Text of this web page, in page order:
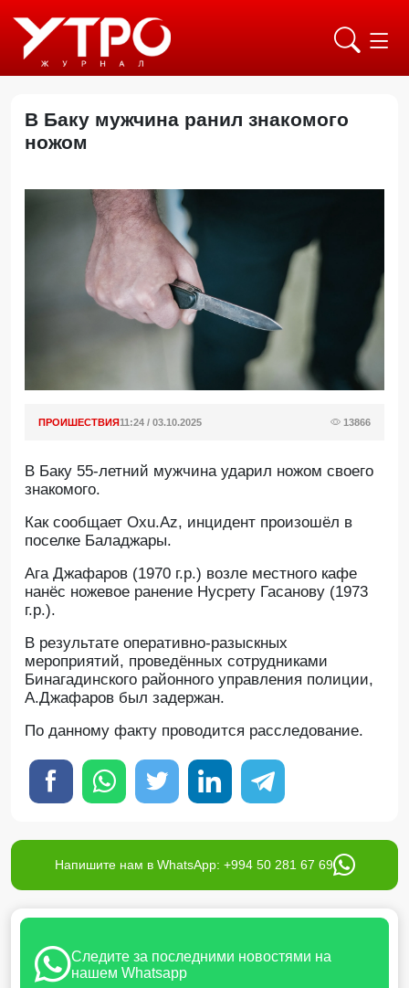
В Баку мужчина ранил знакомого
ножом
ПРОИШЕСТВИЯ11:24 / 03.10.2025 13866
В Баку 55-летний мужчина ударил ножом своего
знакомого.
Как сообщает Oxu.Az, инцидент произошёл в
поселке Баладжары.
Ага Джафаров (1970 г.р.) возле местного кафе
нанёс ножевое ранение Нусрету Гасанову (1973
г.р.).
В результате оперативно-разыскных
мероприятий, проведённых сотрудниками
Бинагадинского районного управления полиции,
А.Джафаров был задержан.
По данному факту проводится расследование.
Напишите нам в WhatsApp: +994 50 281 67 69
Следите за последними новостями на
нашем Whatsapp